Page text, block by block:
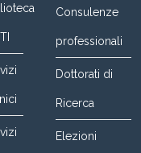
Consulenze
professionali
Dottorati di
Ricerca
Elezioni